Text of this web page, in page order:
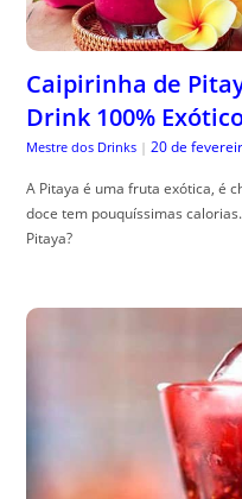
Caipirinha de
Drink 100%
Mestre dos Drinks | 20 de
A Pitaya é uma fruta exótica, é
doce tem pouquíssimas
Pitaya?